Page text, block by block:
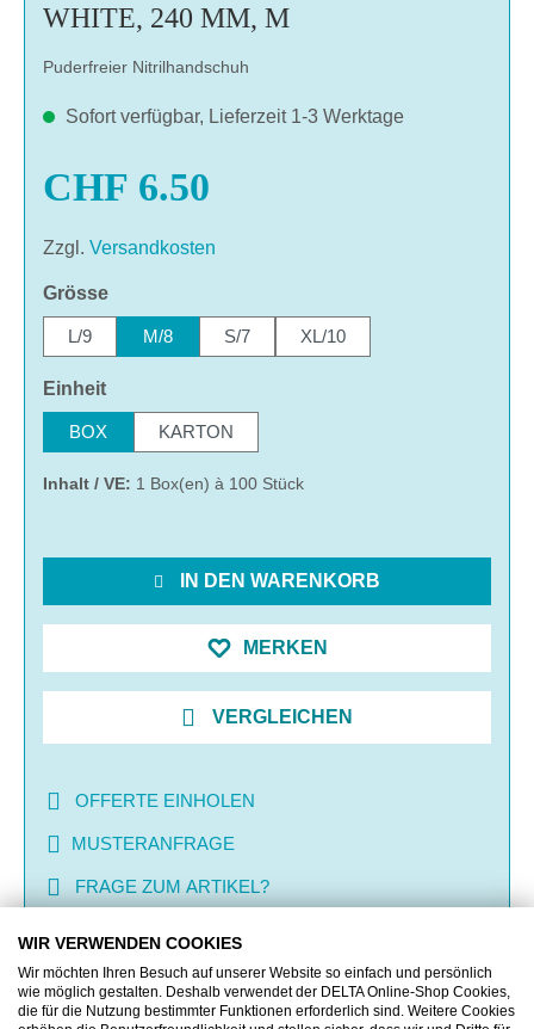
WHITE, 240 MM, M
Puderfreier Nitrilhandschuh
Sofort verfügbar, Lieferzeit 1-3 Werktage
CHF 6.50
Zzgl. Versandkosten
Grösseauswählen
L/9 M/8 S/7 XL/10
Einheitauswählen
BOX KARTON
Inhalt / VE: 1 Box(en) à 100 Stück
IN DEN WARENKORB
MERKEN
VERGLEICHEN
OFFERTE EINHOLEN
MUSTERANFRAGE
FRAGE ZUM ARTIKEL?
BESCHREIBUNG
WIR VERWENDEN COOKIES
Wir möchten Ihren Besuch auf unserer Website so einfach und persönlich
wie möglich gestalten. Deshalb verwendet der DELTA Online-Shop Cookies,
die für die Nutzung bestimmter Funktionen erforderlich sind. Weitere Cookies